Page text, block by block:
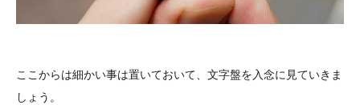
ここからは細かい事は置いておいて、文字盤を入念に見ていきま
しょう。